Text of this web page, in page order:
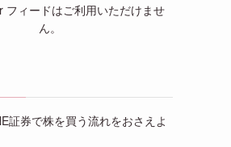
フィードはご利用いただけませ
ん。
証券で株を買う流れをおさえよ